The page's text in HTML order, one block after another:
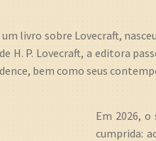
livro sobre Lovecraft,
H. P. Lovecraft, a editora
bem como seus
Em 2026,
cumprida: